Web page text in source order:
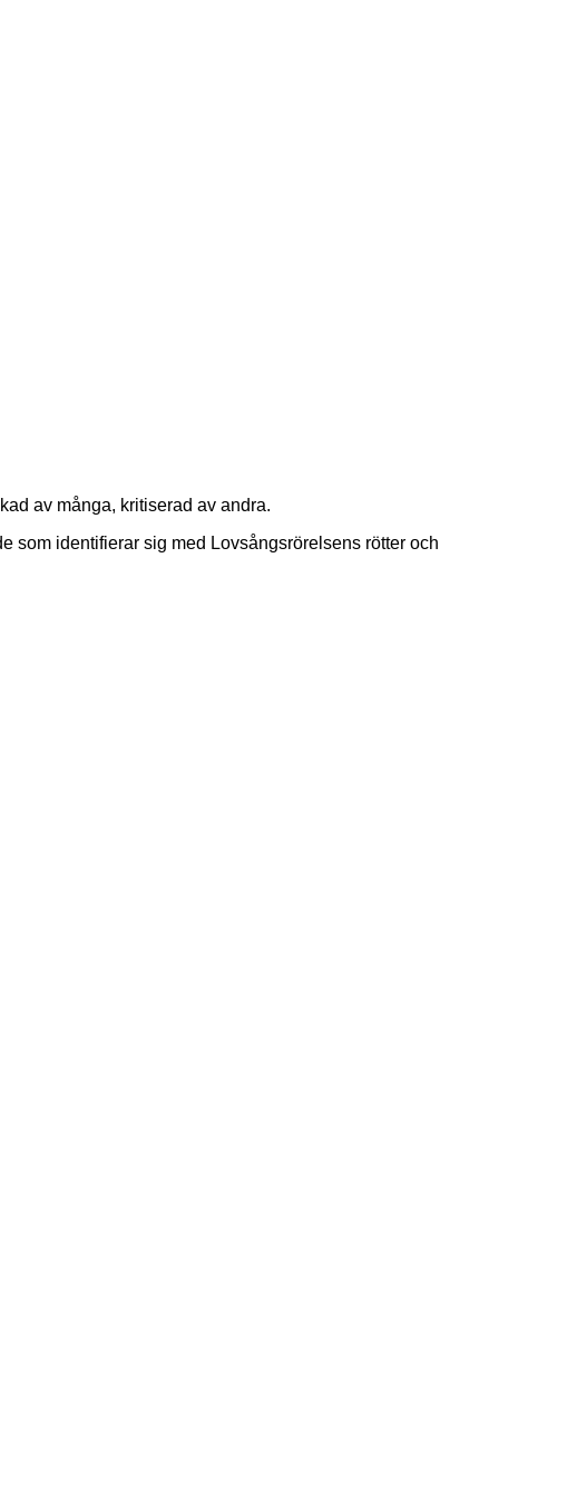
av många, kritiserad av andra.
som identifierar sig med Lovsångsrörelsens rötter och